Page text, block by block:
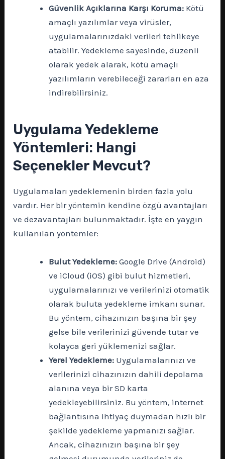
Güvenlik Açıklarına Karşı Koruma: Kötü
amaçlı yazılımlar veya virüsler,
uygulamalarınızdaki verileri tehlikeye
atabilir. Yedekleme sayesinde, düzenli
olarak yedek alarak, kötü amaçlı
yazılımların verebileceği zararları en aza
indirebilirsiniz.
Uygulama Yedekleme
Yöntemleri: Hangi
Seçenekler Mevcut?
Uygulamaları yedeklemenin birden fazla yolu
vardır. Her bir yöntemin kendine özgü avantajları
ve dezavantajları bulunmaktadır. İşte en yaygın
kullanılan yöntemler:
Bulut Yedekleme: Google Drive (Android)
ve iCloud (iOS) gibi bulut hizmetleri,
uygulamalarınızı ve verilerinizi otomatik
olarak buluta yedekleme imkanı sunar.
Bu yöntem, cihazınızın başına bir şey
gelse bile verilerinizi güvende tutar ve
kolayca geri yüklemenizi sağlar.
Yerel Yedekleme: Uygulamalarınızı ve
verilerinizi cihazınızın dahili depolama
alanına veya bir SD karta
yedekleyebilirsiniz. Bu yöntem, internet
bağlantısına ihtiyaç duymadan hızlı bir
şekilde yedekleme yapmanızı sağlar.
Ancak, cihazınızın başına bir şey